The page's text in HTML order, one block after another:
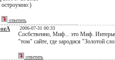
остроумно:)
ответить
2006-07-31 00:33
Сосбственно, Миф... это Миф.
"том" сайте, где зародися "Золотой
ответить